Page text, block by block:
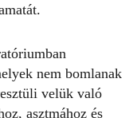
nem bomlanak
velük való
asztmához és